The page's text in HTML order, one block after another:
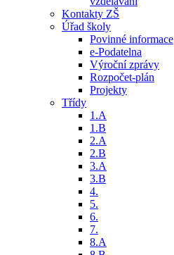
Kontakty ZŠ
Úřad školy
Povinné informace
e-Podatelna
Výroční zprávy
Rozpočet-plán
Projekty
Třídy
1.A
1.B
2.A
2.B
3.A
3.B
4.
5.
6.
7.
8.A